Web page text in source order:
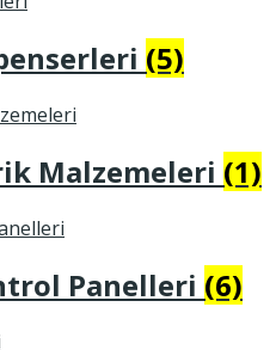
(5)
Malzemeleri (1)
Panelleri (6)